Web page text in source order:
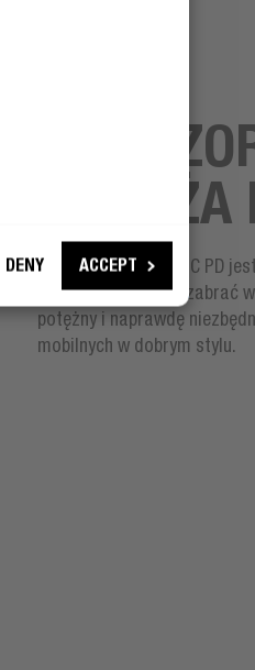
DENY ACCEPT
– I
Miniładowarka USB-C PD
można ją wszędzie zabrać
potężny i naprawdę
mobilnych w dobrym stylu.